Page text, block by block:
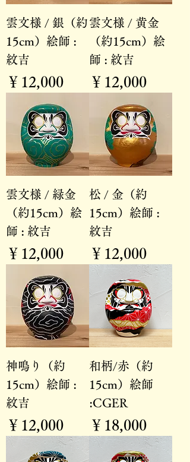
雲文様 / 銀（約
15cm）絵師 :
紋吉
価格
￥12,000
雲文様 / 黄金
（約15cm）絵
師 : 紋吉
価格
￥12,000
雲文様 / 緑金
（約15cm）絵
師 : 紋吉
価格
￥12,000
松 / 金（約
15cm）絵師 :
紋吉
価格
￥12,000
神鳴り（約
15cm）絵師 :
紋吉
価格
￥12,000
和柄/赤（約
15cm）絵師
:CGER
価格
￥18,000